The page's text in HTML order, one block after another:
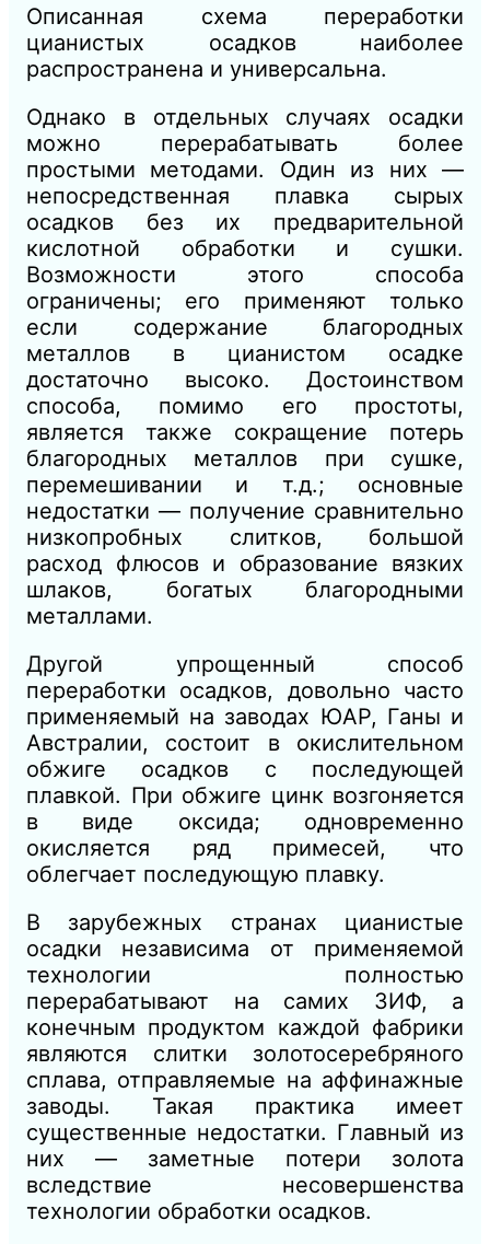
Описанная схема переработки
цианистых осадков наиболее
распространена и универсальна.
Однако в отдельных случаях осадки
можно перерабатывать более
простыми методами. Один из них —
непосредственная плавка сырых
осадков без их предварительной
кислотной обработки и сушки.
Возможности этого способа
ограничены; его применяют только
если содержание благородных
металлов в цианистом осадке
достаточно высоко. Достоинством
способа, помимо его простоты,
является также сокращение потерь
благородных металлов при сушке,
перемешивании и т.д.; основные
недостатки — получение сравнительно
низкопробных слитков, большой
расход флюсов и образование вязких
шлаков, богатых благородными
металлами.
Другой упрощенный способ
переработки осадков, довольно часто
применяемый на заводах ЮАР, Ганы и
Австралии, состоит в окислительном
обжиге осадков с последующей
плавкой. При обжиге цинк возгоняется
в виде оксида; одновременно
окисляется ряд примесей, что
облегчает последующую плавку.
В зарубежных странах цианистые
осадки независима от применяемой
технологии полностью
перерабатывают на самих ЗИФ, а
конечным продуктом каждой фабрики
являются слитки золотосеребряного
сплава, отправляемые на аффинажные
заводы. Такая практика имеет
существенные недостатки. Главный из
них — заметные потери золота
вследствие несовершенства
технологии обработки осадков.